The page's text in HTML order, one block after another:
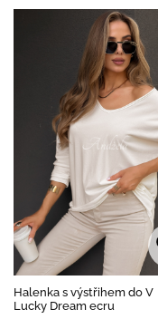
Halenka s výstřihem do V
Lucky Dream ecru